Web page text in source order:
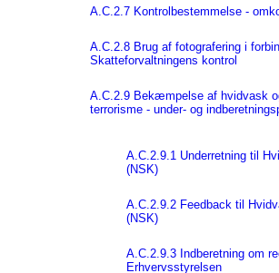
A.C.2.7 Kontrolbestemmelse -
A.C.2.8 Brug af fotografering i
Skatteforvaltningens kontrol
A.C.2.9 Bekæmpelse af hvidvask
terrorisme - under- og
A.C.2.9.1 Underretning til
(NSK)
A.C.2.9.2 Feedback til
(NSK)
A.C.2.9.3 Indberetning om
Erhvervsstyrelsen